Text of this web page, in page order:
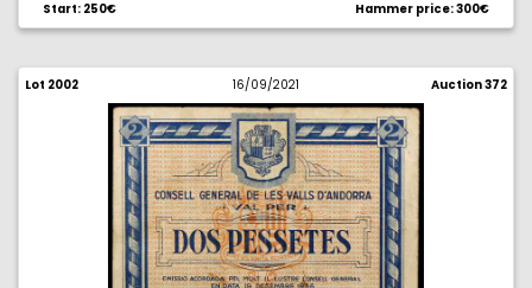
Start: 250€ Hammer price: 300€
Lot 2002 16/09/2021 Auction 372